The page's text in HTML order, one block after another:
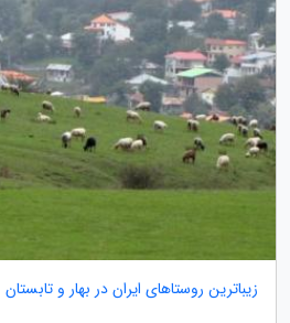
زیباترین روستاهای ایران در بهار و تابستان